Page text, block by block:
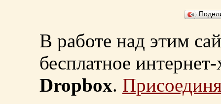
В работе над этим
бесплатное
Dropbox.